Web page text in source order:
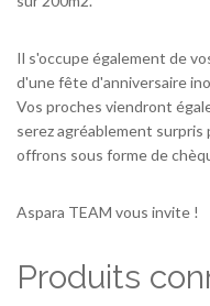
Il s'occupe également de
d'une fête d'anniversaire
Vos proches viendront
serez agréablement surpris
offrons sous forme de
Aspara TEAM vous invite !
Produits